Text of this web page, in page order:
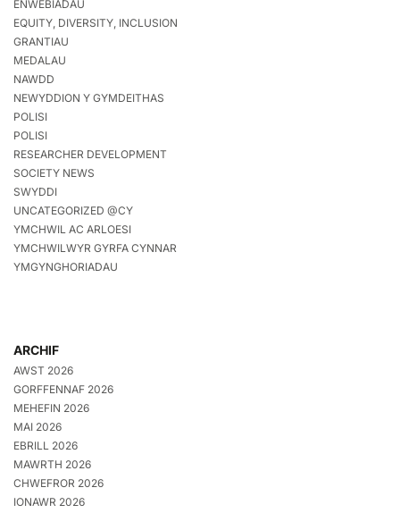
ENWEBIADAU
EQUITY, DIVERSITY, INCLUSION
GRANTIAU
MEDALAU
NAWDD
NEWYDDION Y GYMDEITHAS
POLISI
POLISI
RESEARCHER DEVELOPMENT
SOCIETY NEWS
SWYDDI
UNCATEGORIZED @CY
YMCHWIL AC ARLOESI
YMCHWILWYR GYRFA CYNNAR
YMGYNGHORIADAU
ARCHIF
AWST 2026
GORFFENNAF 2026
MEHEFIN 2026
MAI 2026
EBRILL 2026
MAWRTH 2026
CHWEFROR 2026
IONAWR 2026